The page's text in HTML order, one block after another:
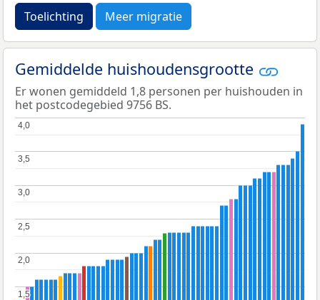
Toelichting Meer migratie
Gemiddelde huishoudensgrootte
Er wonen gemiddeld 1,8 personen per huishouden in
het postcodegebied 9756 BS.
1,5
1,5
2,0
2,0
2,5
2,5
3,0
3,0
3,5
3,5
4,0
4,0